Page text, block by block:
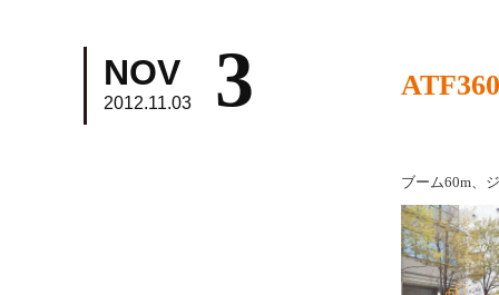
NOV
2012.11.03 3
ブーム60m、